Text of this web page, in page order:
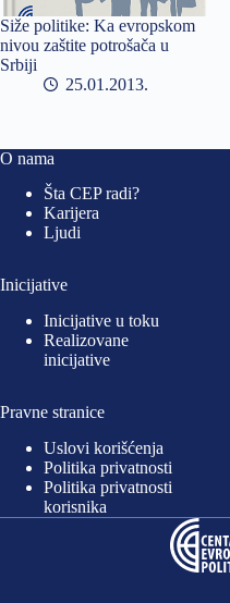
Siže politike: Ka evropskom
nivou zaštite potrošača u
Srbiji
25.01.2013
O nama
Šta CEP radi?
Karijera
Ljudi
Inicijative
Inicijative u toku
Realizovane
inicijative
Pravne stranice
Uslovi korišćenja
Politika privatnosti
Politika privatnosti
korisnika